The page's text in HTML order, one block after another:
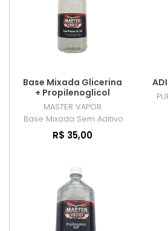
Base Mixada Glicerina
+ Propilenoglicol
MASTER VAPOR
Base Mixada Sem Aditivo
R$ 35,00